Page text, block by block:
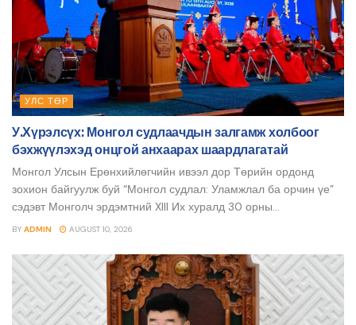
УЛС ТӨР
У.Хүрэлсүх: Монгол судлаачдын залгамж холбоог
бэхжүүлэхэд онцгой анхаарах шаардлагатай
Монгол Улсын Ерөнхийлөгчийн ивээл дор Төрийн ордонд
зохион байгуулж буй “Монгол судлал: Уламжлал ба орчин үе”
сэдэвт Монголч эрдэмтний XIII Их хуралд 30 орны...
BY ADMIN AUGUST 10, 2026